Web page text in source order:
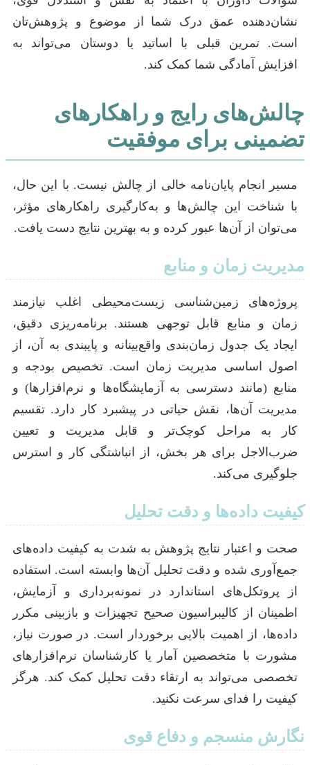
نشان‌دهنده عمق درک شما از موضوع و پژوهش‌تان
است. تمرین قبلی با اساتید یا دوستان می‌تواند به
افزایش آمادگی شما کمک کند.
چالش‌های رایج و راهکارهای
تضمینی برای موفقیت
مسیر انجام پایان‌نامه خالی از چالش نیست. با این حال،
با شناخت این چالش‌ها و به‌کارگیری راهکارهای مؤثر،
می‌توان از آن‌ها عبور کرده و به بهترین نتایج دست یافت.
مدیریت زمان و منابع
پروژه‌های زمین‌شناسی زیست‌محیطی اغلب نیازمند
زمان و منابع قابل توجهی هستند. برنامه‌ریزی دقیق،
ایجاد یک جدول زمان‌بندی واقع‌بینانه و پایبندی به آن، از
اصول اساسی مدیریت زمان است. تخصیص بودجه و
منابع (مانند دسترسی به آزمایشگاه‌ها و نرم‌افزارها) و
مدیریت آن‌ها، نقش حیاتی در پیشبرد کار دارد. تقسیم
کار به مراحل کوچک‌تر و قابل مدیریت و تعیین
ضرب‌الاجل برای هر بخش، از انباشتگی کار و استرس
جلوگیری می‌کند.
کیفیت داده‌ها و دقت تحلیل
صحت و اعتبار نتایج پژوهش به شدت به کیفیت داده‌های
جمع‌آوری شده و دقت تحلیل آن‌ها وابسته است. استفاده
از پروتکل‌های استاندارد در نمونه‌برداری و آزمایش،
اطمینان از کالیبراسیون صحیح تجهیزات و بازبینی مکرر
داده‌ها، از اهمیت بالایی برخوردار است. در صورت نیاز،
مشورت با متخصصین آمار یا کارشناسان نرم‌افزارهای
تخصصی می‌تواند به ارتقاء دقت تحلیل کمک کند. هرگز
کیفیت را فدای سرعت نکنید.
نگارش منسجم و دفاع قوی